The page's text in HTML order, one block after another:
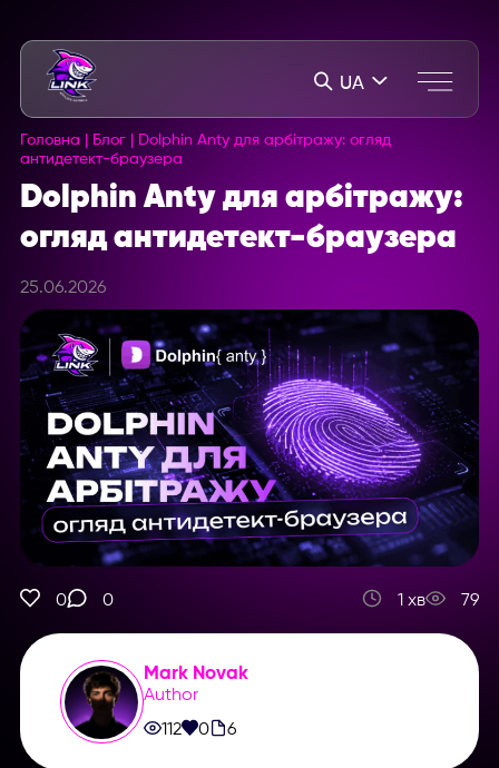
UA
Головна Блог
Dolphin Anty для арбітражу: огляд
антидетект-браузера
Dolphin Anty для арбітражу:
огляд антидетект-браузера
25.06.2026
0 0 1 хв 79
Mark Novak
Author
112 0 6